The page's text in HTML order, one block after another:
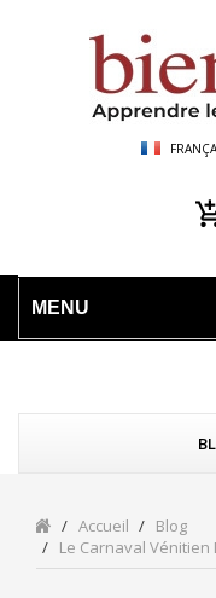
MENU
Accueil
Blog
Le Carnaval Vénitien